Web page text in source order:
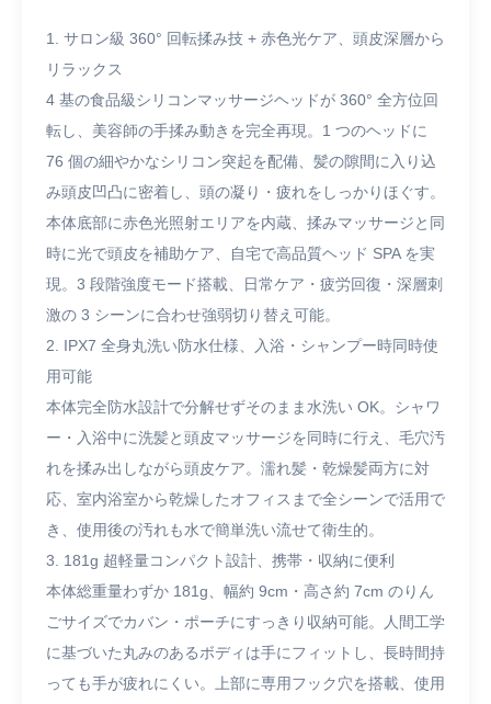
1. サロン級 360° 回転揉み技 + 赤色光ケア、頭皮深層から
リラックス
4 基の食品級シリコンマッサージヘッドが 360° 全方位回
転し、美容師の手揉み動きを完全再現。1 つのヘッドに
76 個の細やかなシリコン突起を配備、髪の隙間に入り込
み頭皮凹凸に密着し、頭の凝り・疲れをしっかりほぐす。
本体底部に赤色光照射エリアを内蔵、揉みマッサージと同
時に光で頭皮を補助ケア、自宅で高品質ヘッド SPA を実
現。3 段階強度モード搭載、日常ケア・疲労回復・深層刺
激の 3 シーンに合わせ強弱切り替え可能。
2. IPX7 全身丸洗い防水仕様、入浴・シャンプー時同時使
用可能
本体完全防水設計で分解せずそのまま水洗い OK。シャワ
ー・入浴中に洗髪と頭皮マッサージを同時に行え、毛穴汚
れを揉み出しながら頭皮ケア。濡れ髪・乾燥髪両方に対
応、室内浴室から乾燥したオフィスまで全シーンで活用で
き、使用後の汚れも水で簡単洗い流せて衛生的。
3. 181g 超軽量コンパクト設計、携帯・収納に便利
本体総重量わずか 181g、幅約 9cm・高さ約 7cm のりん
ごサイズでカバン・ポーチにすっきり収納可能。人間工学
に基づいた丸みのあるボディは手にフィットし、長時間持
っても手が疲れにくい。上部に専用フック穴を搭載、使用